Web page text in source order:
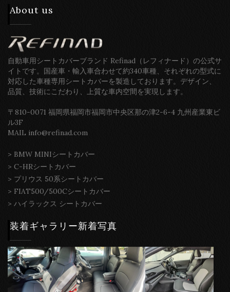
About us
自動車用シートカバーブランド Refinad（レフィナード）の公式サ
イトです。国産車・輸入車合わせて約340車種、それぞれの型式に
対応した車種専用シートカバーを製造しております。デザイン、
品質、技術にこだわり、上質な車内空間を実現します。
〒810-0071 福岡県福岡市福岡市中央区那の津2-6-4 九州産業東ビ
ル3F
MAIL info@refinad.com
> BMW MINIシートカバー
> C-HRシートカバー
> プリウス 50系シートカバー
> FIAT500/500Cシートカバー
> ハイラックス シートカバー
装着ギャラリー新着写真